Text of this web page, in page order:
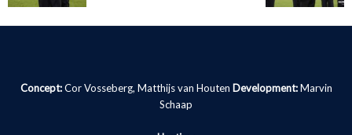
Concept:Cor Vosseberg, Matthijs van Houten Development: Marvin
Schaap